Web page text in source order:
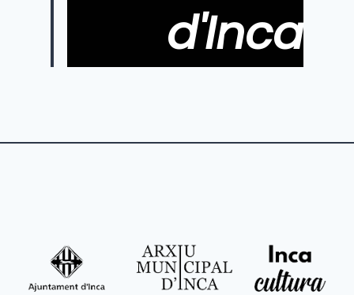
d'Inca